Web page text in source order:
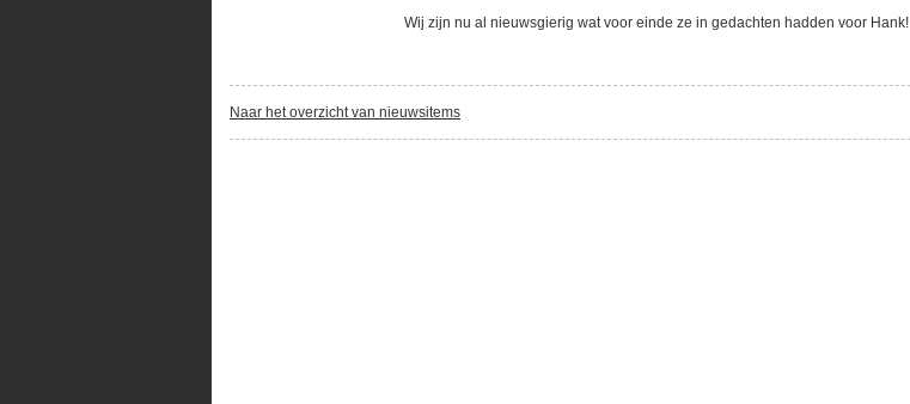
Wij zijn nu al nieuwsgierig wat voor einde ze in gedachten hadden voor Hank!
Naar het overzicht van nieuwsitems